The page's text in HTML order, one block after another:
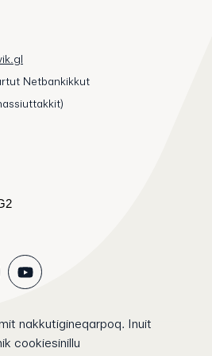
Netbankikkut
nakkutigineqarpoq. Inuit
cookiesinillu